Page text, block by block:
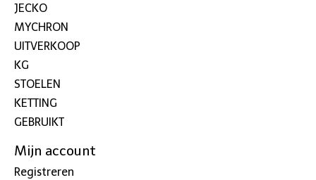
JECKO
MYCHRON
UITVERKOOP
KG
STOELEN
KETTING
GEBRUIKT
Mijn account
Registreren